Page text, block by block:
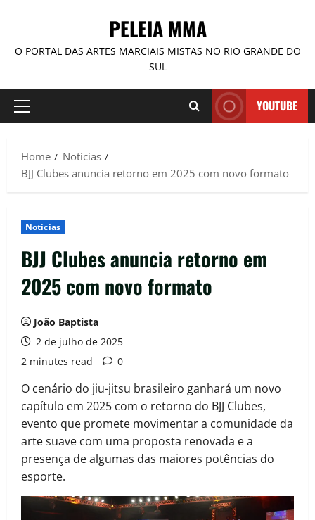
PELEIA MMA
O PORTAL DAS ARTES MARCIAIS MISTAS NO RIO GRANDE DO
SUL
YOUTUBE
Home
Notícias
BJJ Clubes anuncia retorno em 2025 com novo formato
Notícias
BJJ Clubes anuncia retorno em
2025 com novo formato
João Baptista
2 de julho de 2025
2 minutes read
0
O cenário do jiu-jitsu brasileiro ganhará um novo
capítulo em 2025 com o retorno do BJJ Clubes,
evento que promete movimentar a comunidade da
arte suave com uma proposta renovada e a
presença de algumas das maiores potências do
esporte.